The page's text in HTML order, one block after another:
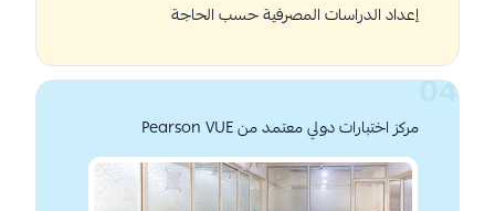
إعداد الدراسات المصرفية حسب الحاجة
مركز اختبارات دولي معتمد من Pearson VUE